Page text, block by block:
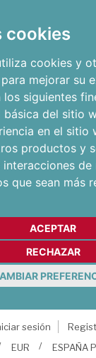
cookies
cookies y
mejorar su
siguientes
básica del sitio
en el sitio
productos y
interacciones de
que sean más
ACEPTAR
RECHAZAR
sesión
EUR ESPAÑA